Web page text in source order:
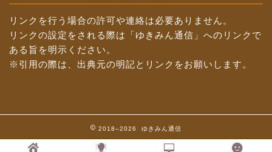
リンクを行う場合の許可や連絡は必要ありません。
リンクの設定をされる際は「ゆきみん通信」へのリンクで
ある旨を明示ください。
※引用の際は、出典元の明記とリンクをお願いします。
2018–2026 ゆきみん通信